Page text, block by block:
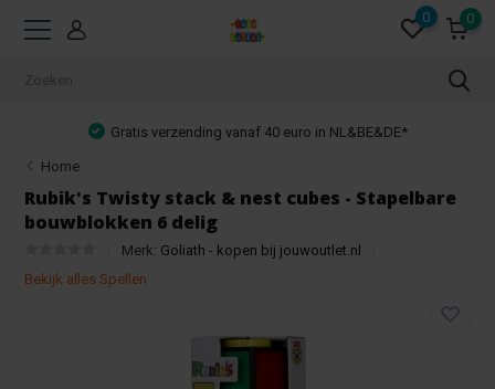
0 0
Gratis verzending vanaf 40 euro in NL&BE&DE*
Home
Rubik's Twisty stack & nest cubes - Stapelbare
bouwblokken 6 delig
Merk: Goliath - kopen bij jouwoutlet.nl
Bekijk alles Spellen